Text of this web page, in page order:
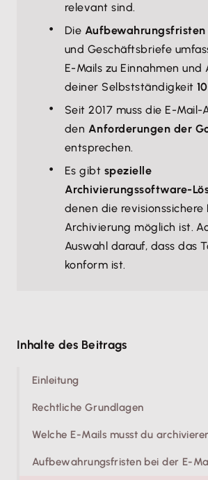
relevant sind.
Die Aufbewahrungsfristen
und Geschäftsbriefe
E-Mails zu Einnahmen und
deiner Selbstständigkeit
Seit 2017 muss die E-Mail-
den Anforderungen der
entsprechen.
Es gibt spezielle
Archivierungssoftware-
denen die revisionssichere
Archivierung möglich ist.
Auswahl darauf, dass das
konform ist.
Inhalte des Beitrags
Einleitung
Rechtliche Grundlagen
Welche E-Mails musst du
Aufbewahrungsfristen bei der E-